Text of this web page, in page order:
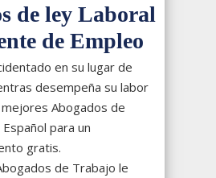
de ley Laboral
de Empleo
en su lugar de
desempeña su labor
Abogados de
para un
gratis.
de Trabajo le